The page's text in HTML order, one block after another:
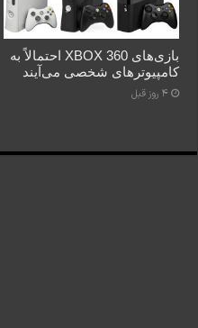
بازی‌های XBOX 360 احتمالاً به
کامپیوترهای شخصی می‌آیند
4 روز قبل